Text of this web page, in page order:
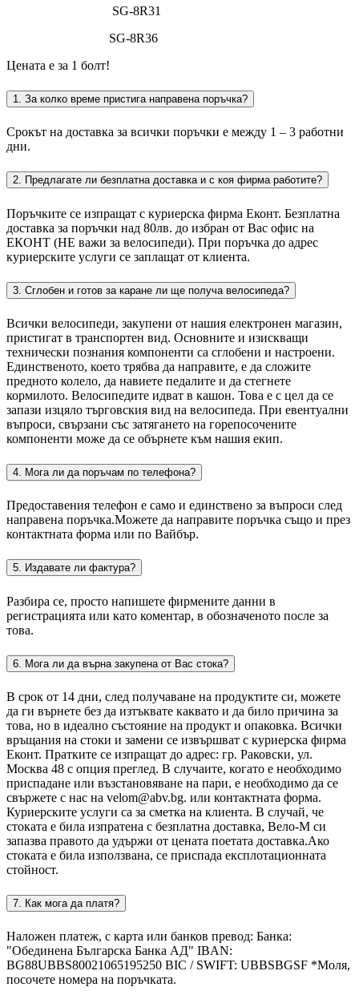
SG-8R31
SG-8R36
Цената е за 1 болт!
1. За колко време пристига направена поръчка?
Срокът на доставка за всички поръчки е между 1 – 3 работни
дни.
2. Предлагате ли безплатна доставка и с коя фирма работите?
Поръчките се изпращат с куриерска фирма Еконт. Безплатна
доставка за поръчки над 80лв. до избран от Вас офис на
ЕКОНТ (НЕ важи за велосипеди). При поръчка до адрес
куриерските услуги се заплащат от клиента.
3. Сглобен и готов за каране ли ще получа велосипеда?
Всички велосипеди, закупени от нашия електронен магазин,
пристигат в транспортен вид. Основните и изискващи
технически познания компоненти са сглобени и настроени.
Единственото, което трябва да направите, е да сложите
предното колело, да навиете педалите и да стегнете
кормилото. Велосипедите идват в кашон. Това е с цел да се
запази изцяло търговския вид на велосипеда. При евентуални
въпроси, свързани със затягането на горепосочените
компоненти може да се обърнете към нашия екип.
4. Мога ли да поръчам по телефона?
Предоставения телефон е само и единствено за въпроси след
направена поръчка.Можете да направите поръчка също и през
контактната форма или по Вайбър.
5. Издавате ли фактура?
Разбира се, просто напишете фирмените данни в
регистрацията или като коментар, в обозначеното после за
това.
6. Мога ли да върна закупена от Вас стока?
В срок от 14 дни, след получаване на продуктите си, можете
да ги върнете без да изтъквате каквато и да било причина за
това, но в идеално състояние на продукт и опаковка. Всички
връщания на стоки и замени се извършват с куриерска фирма
Еконт. Пратките се изпращат до адрес: гр. Раковски, ул.
Москва 48 с опция преглед. В случаите, когато е необходимо
приспадане или възстановяване на пари, е необходимо да се
свържете с нас на velom@abv.bg. или контактната форма.
Куриерските услуги са за сметка на клиента. В случай, че
стоката е била изпратена с безплатна доставка, Вело-М си
запазва правото да удържи от цената поетата доставка.Ако
стоката е била използвана, се приспада експлотационната
стойност.
7. Как мога да платя?
Наложен платеж, с карта или банков превод: Банка:
"Обединена Българска Банка АД" IBAN:
BG88UBBS80021065195250 BIC / SWIFT: UBBSBGSF *Моля,
посочете номера на поръчката.